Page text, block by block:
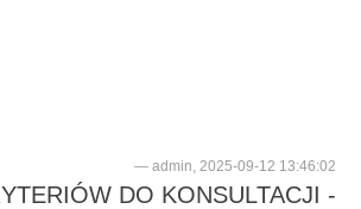
admin, 2025-09-12 13:46:02
DO KONSULTACJI -